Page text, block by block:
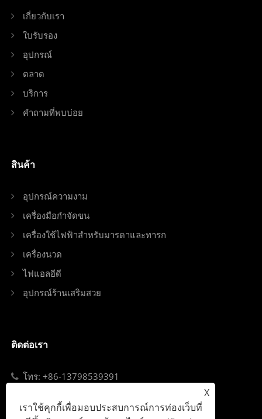
เกี่ยวกับเรา
ใบรับรอง
อุปกรณ์
ตลาด
บริการ
คำถามที่พบบ่อย
สินค้า
อุปกรณ์ความงาม
เครื่องมือกำจัดขน
เครื่องใช้ไฟฟ้าสำหรับมารดาและทารก
เครื่องนวด
ไฟแอลอีดี
อุปกรณ์ร้านเสริมสวย
ติดต่อเรา
โทร: +86-13798539391
Add: ถนน Fuyong เขตเป่าอัน เซินเจิ้น จีน
X
เราใช้คุกกี้เพื่อมอบประสบการณ์การท่องเว็บที่